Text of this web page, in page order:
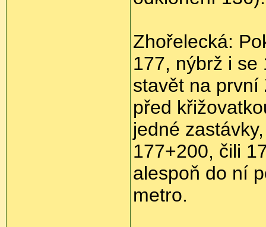
Zhořelecká:
177, nýbrž i se
stavět na
před
jedné
177+200, čili
alespoň do ní
metro.